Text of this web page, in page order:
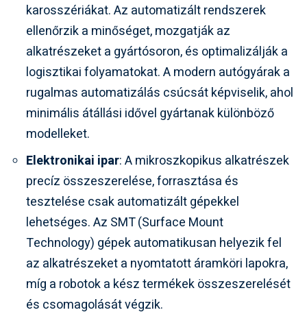
karosszériákat. Az automatizált rendszerek
ellenőrzik a minőséget, mozgatják az
alkatrészeket a gyártósoron, és optimalizálják a
logisztikai folyamatokat. A modern autógyárak a
rugalmas automatizálás csúcsát képviselik, ahol
minimális átállási idővel gyártanak különböző
modelleket.
Elektronikai ipar: A mikroszkopikus alkatrészek
precíz összeszerelése, forrasztása és
tesztelése csak automatizált gépekkel
lehetséges. Az SMT (Surface Mount
Technology) gépek automatikusan helyezik fel
az alkatrészeket a nyomtatott áramköri lapokra,
míg a robotok a kész termékek összeszerelését
és csomagolását végzik.